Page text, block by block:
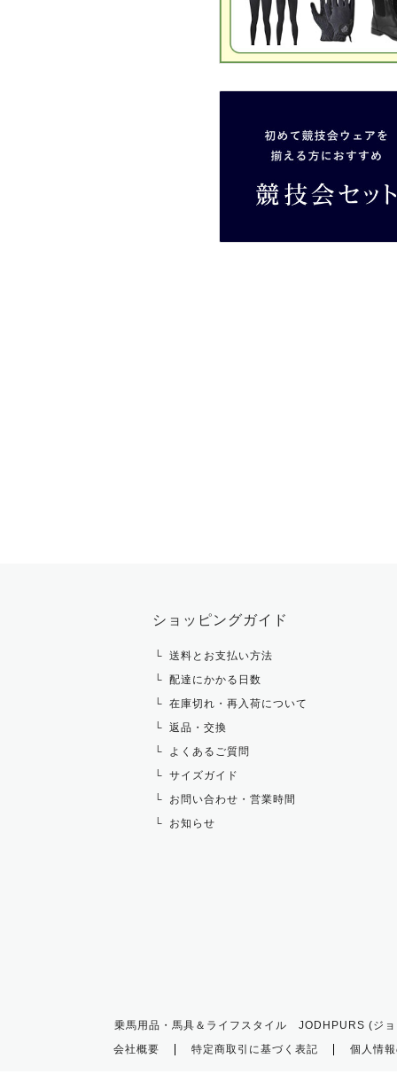
ショッピングガイド
送料とお支払い方法
配達にかかる日数
在庫切れ・再入荷について
返品・交換
よくあるご質問
サイズガイド
お問い合わせ・営業時間
お知らせ
乗馬用品・馬具＆ライフスタイル JODHPURS (ジ
会社概要
特定商取引に基づく表記 個人情